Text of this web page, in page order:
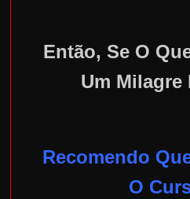
Então, Se O
Um
Recomendo
O